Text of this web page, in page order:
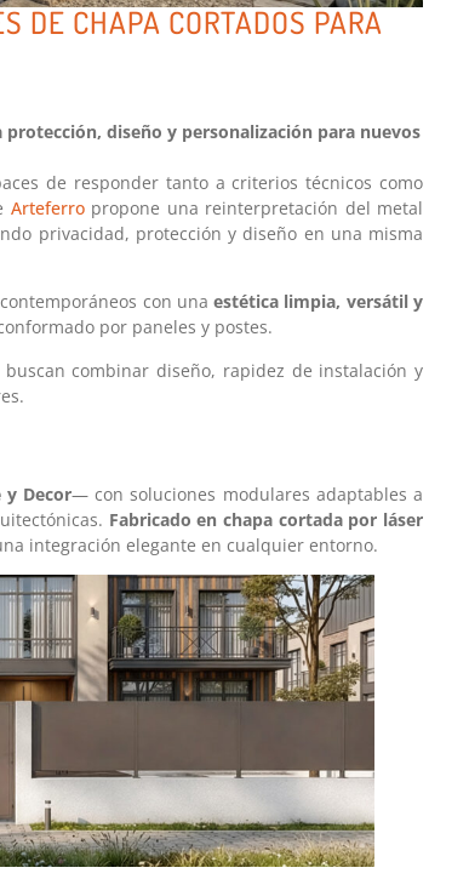
DE CHAPA CORTADOS PARA
diseño y personalización para nuevos
de responder tanto a criterios técnicos como
Arteferropropone una reinterpretación del metal
privacidad, protección y diseño en una misma
con unaestética limpia, versátil y
por paneles y postes.
combinar diseño, rapidez de instalación y
Decor— con soluciones modulares adaptables a
Fabricado en chapa cortada por láser
integración elegante en cualquier entorno.